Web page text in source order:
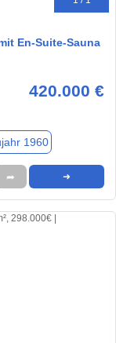
En-Suite-Sauna
420.000 €
1960
➦ ➜